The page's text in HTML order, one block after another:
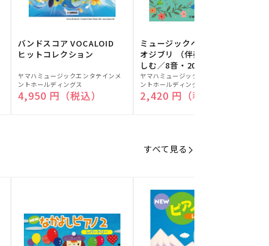
バンドスコア VOCALOID
ヒットコレクション
販
売
元:
ヤマハミュージックエンタテインメ
ントホールディングス
通常価格
4,950 円（税込）
ミュージックベルでスタジ
オジブリ （伴奏音源と楽
しむ／8音・20音ベル対応
／ドレミふりがな付）
販
売
元:
ヤマハミュージックエンタテインメ
ントホールディングス
通常価格
2,420 円（税込）
すべて見る